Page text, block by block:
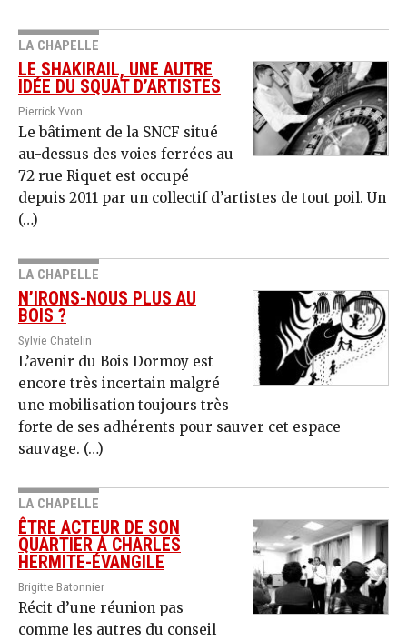
LA CHAPELLE
LE SHAKIRAIL, UNE AUTRE
IDÉE DU SQUAT D’ARTISTES
Pierrick Yvon
Le bâtiment de la SNCF situé
au-dessus des voies ferrées au
72 rue Riquet est occupé
depuis 2011 par un collectif d’artistes de tout poil. Un
(…)
LA CHAPELLE
N’IRONS-NOUS PLUS AU
BOIS ?
Sylvie Chatelin
L’avenir du Bois Dormoy est
encore très incertain malgré
une mobilisation toujours très
forte de ses adhérents pour sauver cet espace
sauvage. (…)
LA CHAPELLE
ÊTRE ACTEUR DE SON
QUARTIER À CHARLES
HERMITE-ÉVANGILE
Brigitte Batonnier
Récit d’une réunion pas
comme les autres du conseil